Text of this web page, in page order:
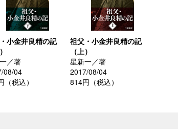
小金井良精の記
／著
08/04
（税込）
祖父・小金井良精の記
（上）
星新一／著
2017/08/04
814円（税込）